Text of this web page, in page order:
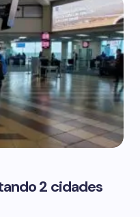
2 cidades